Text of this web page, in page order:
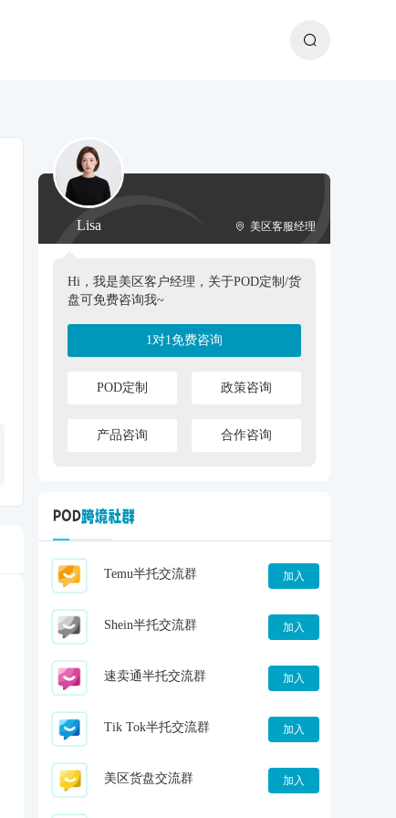
Lisa 美区客服经理
Hi，我是美区客户经理，关于POD定制/货
盘可免费咨询我~
1对1免费咨询
POD定制 政策咨询
产品咨询 合作咨询
Temu半托交流群 加入
Shein半托交流群 加入
速卖通半托交流群 加入
Tik Tok半托交流群 加入
美区货盘交流群 加入